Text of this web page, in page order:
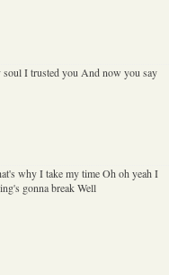
I trusted you And now you say
why I take my time Oh oh yeah I
gonna break Well